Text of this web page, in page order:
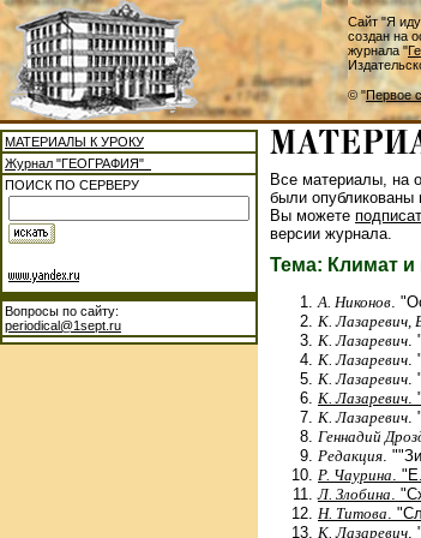
Сайт "Я
создан на
журнала "
© "Первое
МАТЕРИАЛЫ К УРОКУ
Журнал "ГЕОГРАФИЯ"
ПОИСК ПО СЕРВЕРУ
Вопросы по сайту:
periodical@1sept.ru
Все материалы, на
были опубликованы
Вы можете
версии журнала.
Тема: Климат и
А. Никонов .
К. Лазаревич,
К. Лазаревич
К. Лазаревич
К. Лазаревич
К. Лазаревич
К. Лазаревич
Геннадий
Редакция .
Р. Чаурина .
Л. Злобина .
Н. Титова .
К. Лазаревич